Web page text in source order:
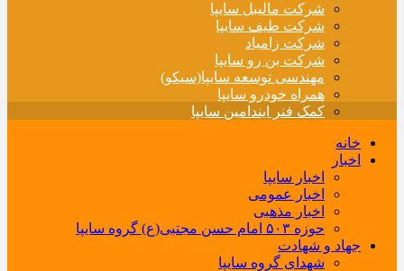
شرکت مالیبل سایپا
شرکت طیف سایپا
شرکت زامیاد
شرکت بن رو سایپا
مهندسی توسعه سایپا(سیکو)
همراه خودرو سایپا
کمک فنر ایندامین سایپا
خانه
اخبار
اخبار سایپا
اخبار عمومی
اخبار مذهبی
حوزه ۵۰۳ امام حسن مجتبی(ع) گروه سایپا
جهاد و شهادت
شهدای گروه سایپا